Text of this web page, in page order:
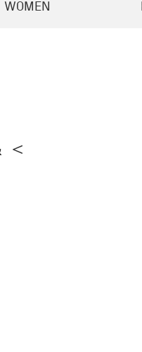
WOMEN